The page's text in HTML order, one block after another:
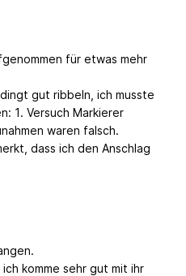
für etwas mehr
gut ribbeln, ich musste
1. Versuch Markierer
waren falsch.
dass ich den Anschlag
komme sehr gut mit ihr